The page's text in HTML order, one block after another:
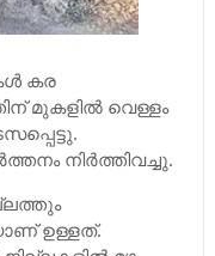
കര
മുകളില്‍ വെള്ളം
നിര്‍ത്തിവച്ചു.
ഉള്ളത്.